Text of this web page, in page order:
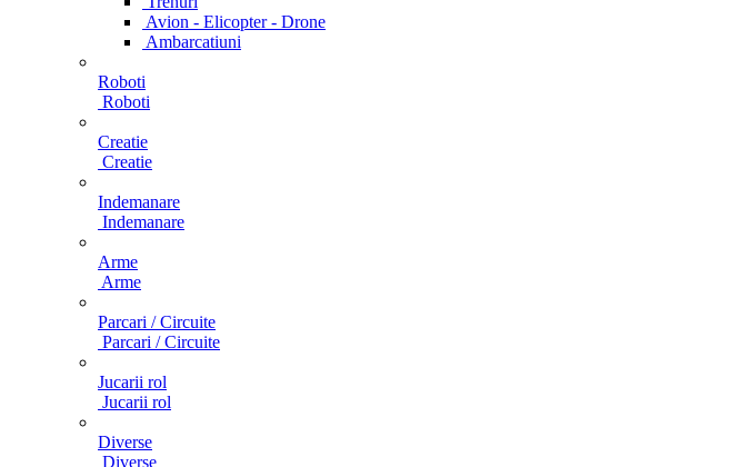
Avion - Elicopter - Drone
Ambarcatiuni
Roboti
Roboti
Creatie
Creatie
Indemanare
Indemanare
Arme
Arme
Parcari / Circuite
Parcari / Circuite
Jucarii rol
Jucarii rol
Diverse
Diverse